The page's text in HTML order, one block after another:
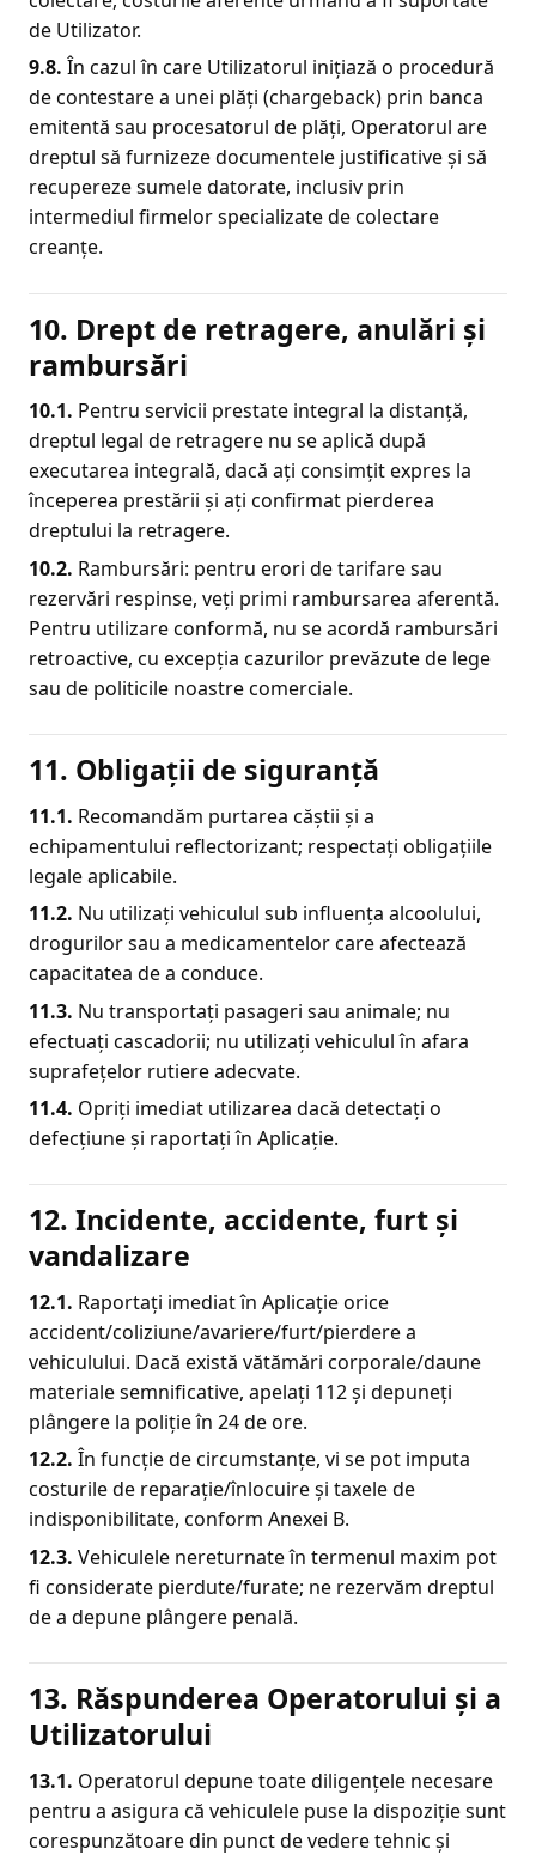
de Utilizator.
9.8. În cazul în care Utilizatorul inițiază o procedură
de contestare a unei plăți (chargeback) prin banca
emitentă sau procesatorul de plăți, Operatorul are
dreptul să furnizeze documentele justificative și să
recupereze sumele datorate, inclusiv prin
intermediul firmelor specializate de colectare
creanțe.
10. Drept de retragere, anulări și
rambursări
10.1. Pentru servicii prestate integral la distanță,
dreptul legal de retragere nu se aplică după
executarea integrală, dacă ați consimțit expres la
începerea prestării și ați confirmat pierderea
dreptului la retragere.
10.2. Rambursări: pentru erori de tarifare sau
rezervări respinse, veți primi rambursarea aferentă.
Pentru utilizare conformă, nu se acordă rambursări
retroactive, cu excepția cazurilor prevăzute de lege
sau de politicile noastre comerciale.
11. Obligații de siguranță
11.1. Recomandăm purtarea căștii și a
echipamentului reflectorizant; respectați obligațiile
legale aplicabile.
11.2. Nu utilizați vehiculul sub influența alcoolului,
drogurilor sau a medicamentelor care afectează
capacitatea de a conduce.
11.3. Nu transportați pasageri sau animale; nu
efectuați cascadorii; nu utilizați vehiculul în afara
suprafețelor rutiere adecvate.
11.4. Opriți imediat utilizarea dacă detectați o
defecțiune și raportați în Aplicație.
12. Incidente, accidente, furt și
vandalizare
12.1. Raportați imediat în Aplicație orice
accident/coliziune/avariere/furt/pierdere a
vehiculului. Dacă există vătămări corporale/daune
materiale semnificative, apelați 112 și depuneți
plângere la poliție în 24 de ore.
12.2. În funcție de circumstanțe, vi se pot imputa
costurile de reparație/înlocuire și taxele de
indisponibilitate, conform Anexei B.
12.3. Vehiculele nereturnate în termenul maxim pot
fi considerate pierdute/furate; ne rezervăm dreptul
de a depune plângere penală.
13. Răspunderea Operatorului și a
Utilizatorului
13.1. Operatorul depune toate diligențele necesare
pentru a asigura că vehiculele puse la dispoziție sunt
corespunzătoare din punct de vedere tehnic și